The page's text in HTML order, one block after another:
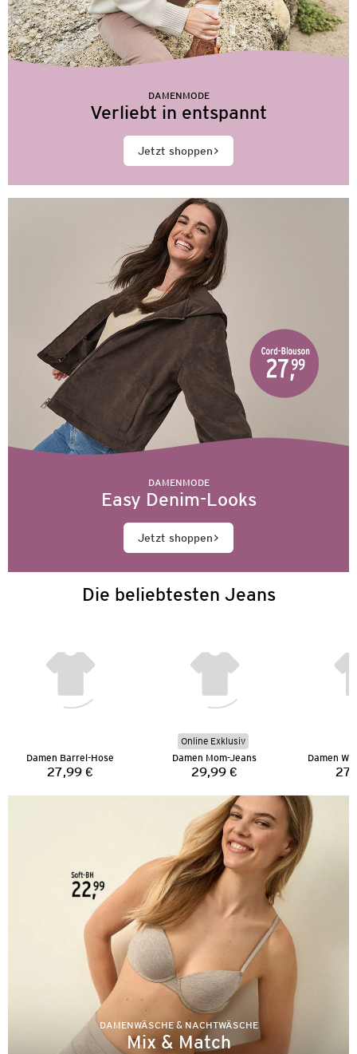
DAMENMODE
Verliebt in entspannt
Jetzt shoppen
DAMENMODE
Easy Denim-Looks
Jetzt shoppen
Die beliebtesten Jeans
Damen Barrel-Hose
Preis:
27,99 €
Online Exklusiv
Damen Mom-Jeans
Preis:
29,99 €
Damen
DAMENWÄSCHE & NACHTWÄSCHE
Mix & Match